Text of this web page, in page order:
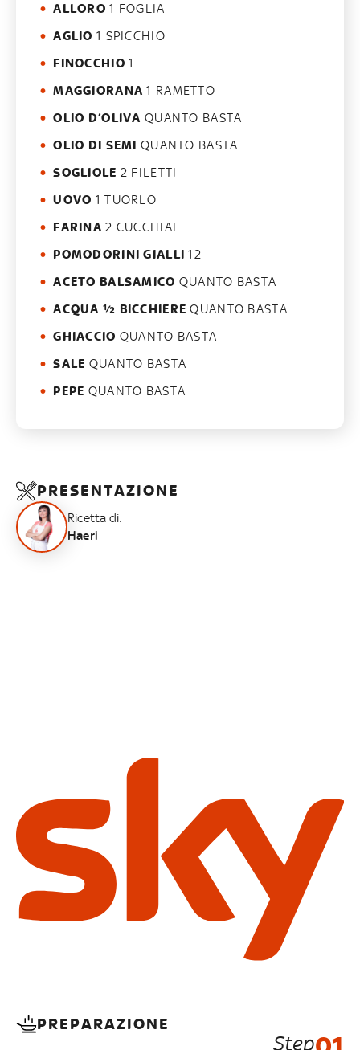
ALLORO 1 FOGLIA
AGLIO 1 SPICCHIO
FINOCCHIO 1
MAGGIORANA 1 RAMETTO
OLIO D’OLIVA QUANTO BASTA
OLIO DI SEMI QUANTO BASTA
SOGLIOLE 2 FILETTI
UOVO 1 TUORLO
FARINA 2 CUCCHIAI
POMODORINI GIALLI 12
ACETO BALSAMICO QUANTO BASTA
ACQUA ½ BICCHIERE QUANTO BASTA
GHIACCIO QUANTO BASTA
SALE QUANTO BASTA
PEPE QUANTO BASTA
PRESENTAZIONE
Ricetta di:
Haeri
PREPARAZIONE
Step